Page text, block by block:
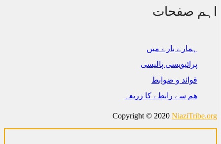
اہم صفحات
ہمارے بارے میں
پرائیویسی پالیسی
قوائد و ضوابط
ھم سے رابطے کا زریعہ
Copyright © 2020 NiaziTribe.org